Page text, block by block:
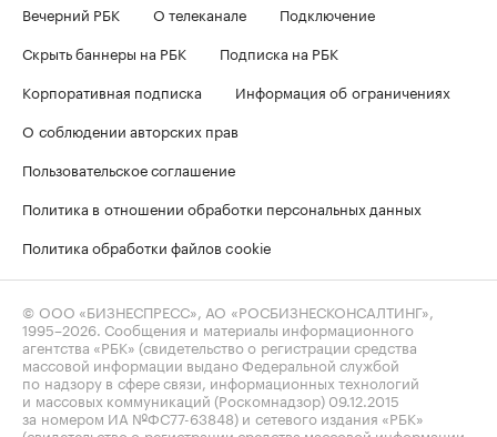
Вечерний РБК
О телеканале
Подключение
Скрыть баннеры на РБК
Подписка на РБК
Корпоративная подписка
Информация об ограничениях
О соблюдении авторских прав
Пользовательское соглашение
Политика в отношении обработки персональных данных
Политика обработки файлов cookie
© ООО «БИЗНЕСПРЕСС», АО «РОСБИЗНЕСКОНСАЛТИНГ»,
1995–2026. Сообщения и материалы информационного
агентства «РБК» (свидетельство о регистрации средства
массовой информации выдано Федеральной службой
по надзору в сфере связи, информационных технологий
и массовых коммуникаций (Роскомнадзор) 09.12.2015
за номером ИА №ФС77-63848) и сетевого издания «РБК»